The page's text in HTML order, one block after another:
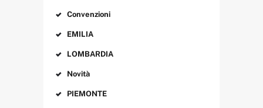
Convenzioni
EMILIA
LOMBARDIA
Novità
PIEMONTE